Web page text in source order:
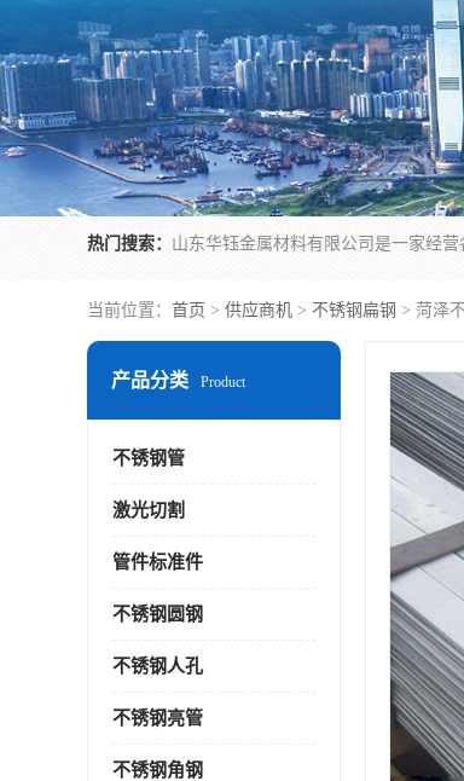
热门搜索：
当前位置： 首页 > 供应商机 > 不锈钢扁钢 > 菏泽
产品分类 Product
不锈钢管
激光切割
管件标准件
不锈钢圆钢
不锈钢人孔
不锈钢亮管
不锈钢角钢